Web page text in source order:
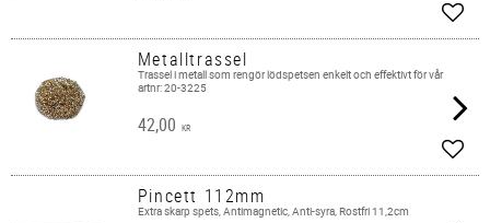
Metalltrassel
Trassel i metall som rengör lödspetsen enkelt och effektivt för vår
artnr: 20-3225
42,00 KR
Pincett 112mm
Extra skarp spets, Antimagnetic, Anti-syra, Rostfri 11,2cm